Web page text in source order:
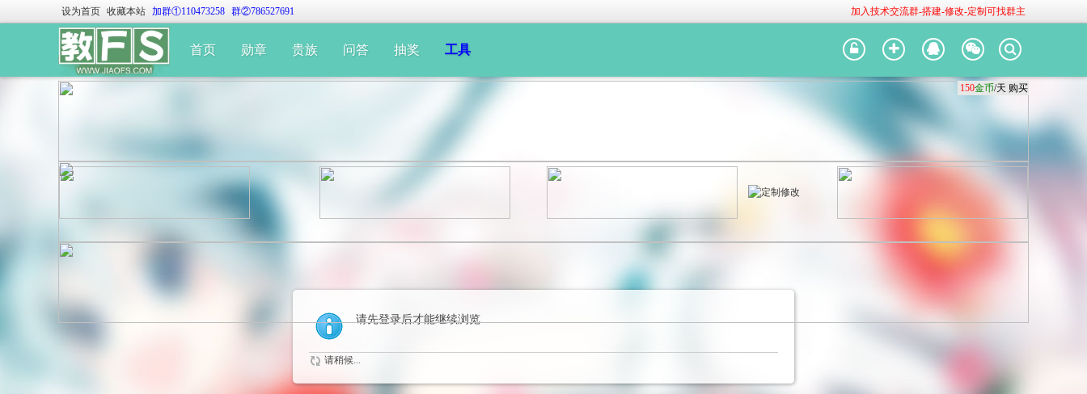
设为首页 收藏本站 加群①110473258 群②786527691 加入技术交流群-搭建-修改-定制可找群主
首页 勋章 贵族 问答 抽奖 工具
150金币/天 购买
150金币/天 购买
150金币/天 购买
请先登录后才能继续浏览
请稍候...